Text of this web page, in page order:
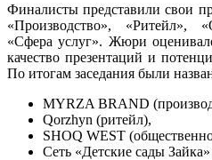
Финалисты представили свои
«Производство», «Ритейл»,
«Сфера услуг». Жюри
качество презентаций и
По итогам заседания были
MYRZA BRAND
Qorzhyn (ритейл),
SHOQ WEST
Сеть «Детские сады